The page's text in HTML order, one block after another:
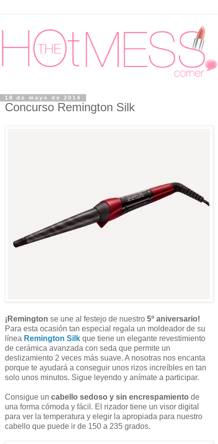
18 de mayo de 2014
Concurso Remington Silk
¡Remington se une al festejo de nuestro 5º aniversario!
Para esta ocasión tan especial regala un moldeador de su
línea Remington Silk que tiene un elegante revestimiento
de cerámica avanzada con seda que permite un
deslizamiento 2 veces más suave. A nosotras nos encanta
porque te ayudará a conseguir unos rizos increíbles en tan
solo unos minutos. Sigue leyendo y anímate a participar.
Consigue un cabello sedoso y sin encrespamiento de
una forma cómoda y fácil. El rizador tiene un visor digital
para ver la temperatura y elegir la apropiada para nuestro
cabello que puede ir de 150 a 235 grados.